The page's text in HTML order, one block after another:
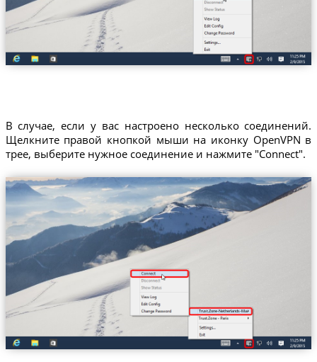
В случае, если у вас настроено несколько соединений.
Щелкните правой кнопкой мыши на иконку OpenVPN в
трее, выберите нужное соединение и нажмите "Connect".
Trust.Zone-Netherlands-Maasdijk